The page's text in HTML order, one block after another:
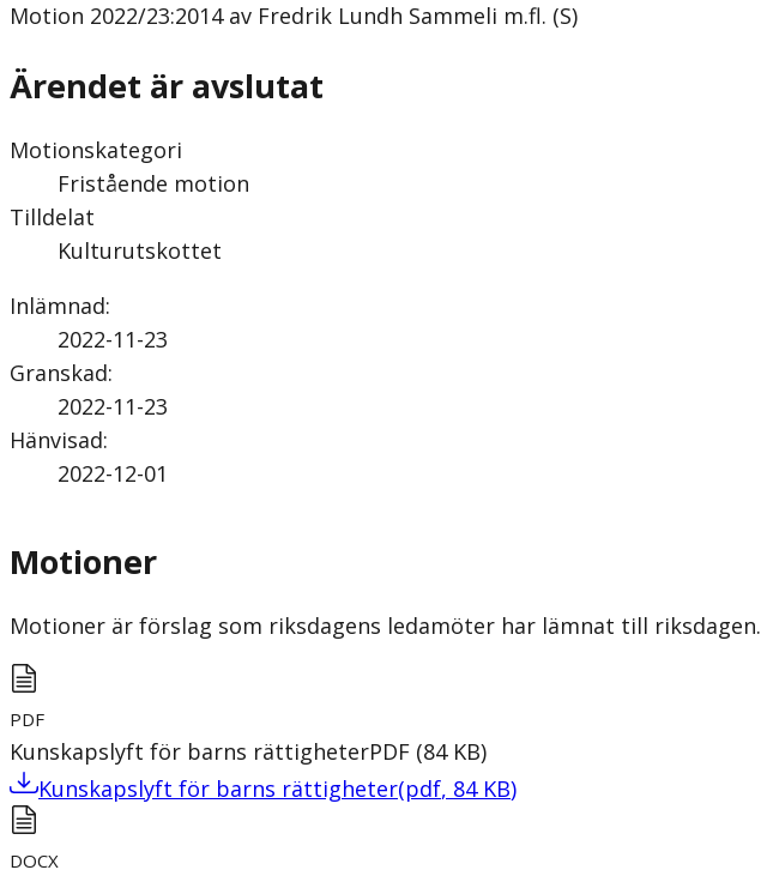
Motion 2022/23:2014 av Fredrik Lundh Sammeli m.fl. (S)
Ärendet är avslutat
Motionskategori
Fristående motion
Tilldelat
Kulturutskottet
Inlämnad:
2022-11-23
Granskad:
2022-11-23
Hänvisad:
2022-12-01
Motioner
Motioner är förslag som riksdagens ledamöter har lämnat till riksdagen.
PDF
Kunskapslyft för barns rättigheterPDF (84 KB)
Kunskapslyft för barns rättigheter(pdf, 84 KB)
DOCX